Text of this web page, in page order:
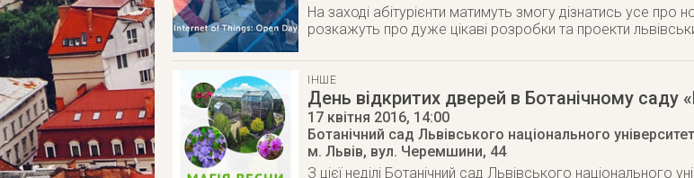
На заході абітурієнти матимуть змогу дізнатись усе про
розкажуть про дуже цікаві розробки та проекти
ІНШЕ
День відкритих дверей в Ботанічному саду
17 квітня 2016, 14:00
Ботанічний сад Львівського національного
м. Львів, вул. Черемшини, 44
З цієї неділі Ботанічний сад Львівського національного